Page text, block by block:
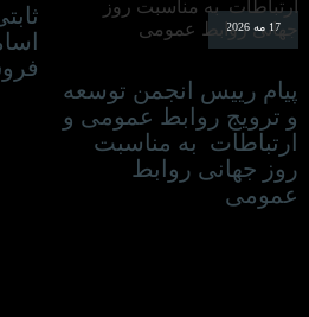
17 مه 2026
پیام رییس انجمن توسعه
و ترویج روابط عمومی و
ارتباطات به مناسبت
روز جهانی روابط
عمومی